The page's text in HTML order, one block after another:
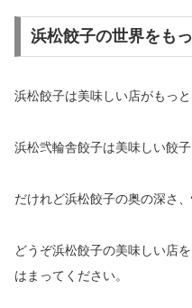
浜松餃子の世界をも
浜松餃子は美味しい店がもっ
浜松弐輪舎餃子は美味しい餃子
だけれど浜松餃子の奥の深さ
どうぞ浜松餃子の美味しい店
はまってください。